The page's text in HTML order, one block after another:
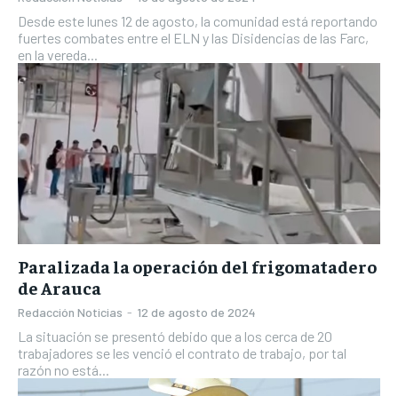
Desde este lunes 12 de agosto, la comunidad está reportando
fuertes combates entre el ELN y las Disidencias de las Farc,
en la vereda...
Paralizada la operación del frigomatadero
de Arauca
Redacción Noticias - 12 de agosto de 2024
La situación se presentó debido que a los cerca de 20
trabajadores se les venció el contrato de trabajo, por tal
razón no está...